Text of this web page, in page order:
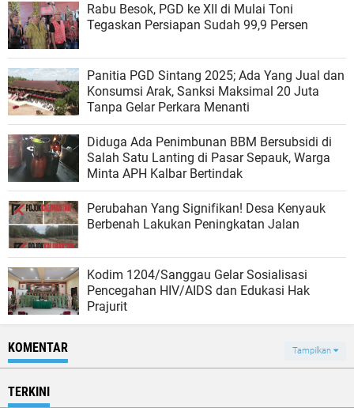
Rabu Besok, PGD ke XII di Mulai Toni
Tegaskan Persiapan Sudah 99,9 Persen
Panitia PGD Sintang 2025; Ada Yang Jual dan
Konsumsi Arak, Sanksi Maksimal 20 Juta
Tanpa Gelar Perkara Menanti
Diduga Ada Penimbunan BBM Bersubsidi di
Salah Satu Lanting di Pasar Sepauk, Warga
Minta APH Kalbar Bertindak
Perubahan Yang Signifikan! Desa Kenyauk
Berbenah Lakukan Peningkatan Jalan
Kodim 1204/Sanggau Gelar Sosialisasi
Pencegahan HIV/AIDS dan Edukasi Hak
Prajurit
KOMENTAR Tampilkan
TERKINI